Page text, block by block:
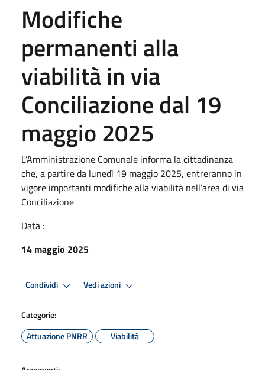
Modifiche
permanenti alla
viabilità in via
Conciliazione dal 19
maggio 2025
L’Amministrazione Comunale informa la cittadinanza
che, a partire da lunedì 19 maggio 2025, entreranno in
vigore importanti modifiche alla viabilità nell’area di via
Conciliazione
Data :
14 maggio 2025
Condividi Vedi azioni
Categorie:
Attuazione PNRR
Viabilità